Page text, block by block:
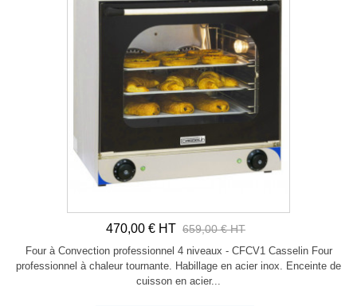
470,00 € HT 659,00 € HT
Four à Convection professionnel 4 niveaux - CFCV1 Casselin Four
professionnel à chaleur tournante. Habillage en acier inox. Enceinte de
cuisson en acier...